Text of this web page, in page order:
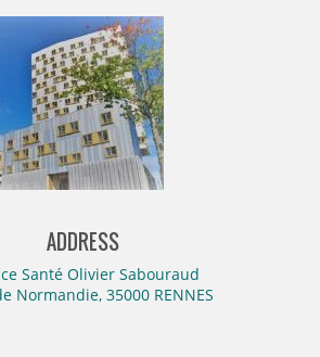
ADDRESS
Santé Olivier Sabouraud
Normandie, 35000 RENNES